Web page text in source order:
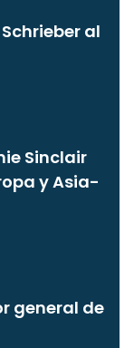
al
Sinclair
y Asia-
general de